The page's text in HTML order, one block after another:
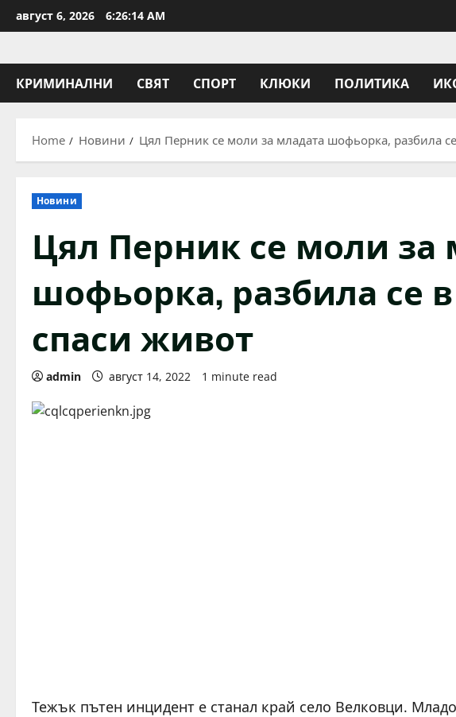
to
август 6, 2026 6:26:15 AM
КРИМИНАЛНИ СВЯТ СПОРТ КЛЮКИ ПОЛИТИКА
Home Новини Цял Перник се моли за младата шофьорка, разбила
Новини
Цял Перник се моли за
шофьорка, разбила се
спаси живот
admin август 14, 2022 1 minute read
Тежък пътен инцидент е станал край село Велковци.